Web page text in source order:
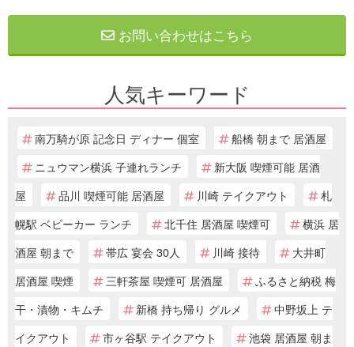
お問い合わせはこちら
人気キーワード
南万騎が原 記念日 ディナー 個室
船橋 朝まで 居酒屋
ニュウマン横浜 子連れランチ
新大阪 喫煙可能 居酒
屋
品川 喫煙可能 居酒屋 川崎 テイクアウト
札
幌駅 ベビーカー ランチ
北千住 居酒屋 喫煙可
横浜 居
酒屋 朝まで
帯広 宴会 30人 川崎 接待
大井町
居酒屋 喫煙
三軒茶屋 喫煙可 居酒屋
ふるさと納税 梅
干・漬物・キムチ
新橋 持ち帰り グルメ
中野坂上 テ
イクアウト
市ヶ谷駅 テイクアウト
池袋 居酒屋 朝ま